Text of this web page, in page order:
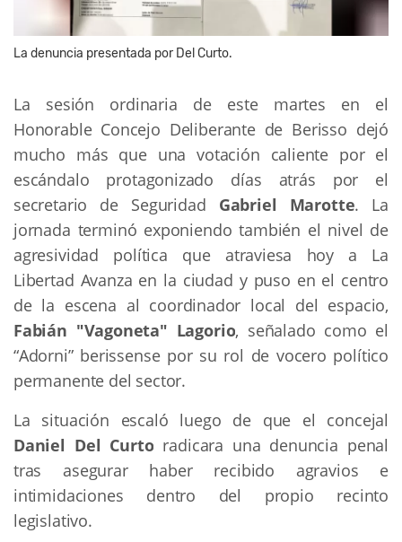
La denuncia presentada por Del Curto.
La sesión ordinaria de este martes en el
Honorable Concejo Deliberante de Berisso dejó
mucho más que una votación caliente por el
escándalo protagonizado días atrás por el
secretario de Seguridad Gabriel Marotte. La
jornada terminó exponiendo también el nivel de
agresividad política que atraviesa hoy a La
Libertad Avanza en la ciudad y puso en el centro
de la escena al coordinador local del espacio,
Fabián "Vagoneta" Lagorio, señalado como el
“Adorni” berissense por su rol de vocero político
permanente del sector.
Daniel Del Curto radicara una denuncia penal
tras asegurar haber recibido agravios e
intimidaciones dentro del propio recinto
legislativo.